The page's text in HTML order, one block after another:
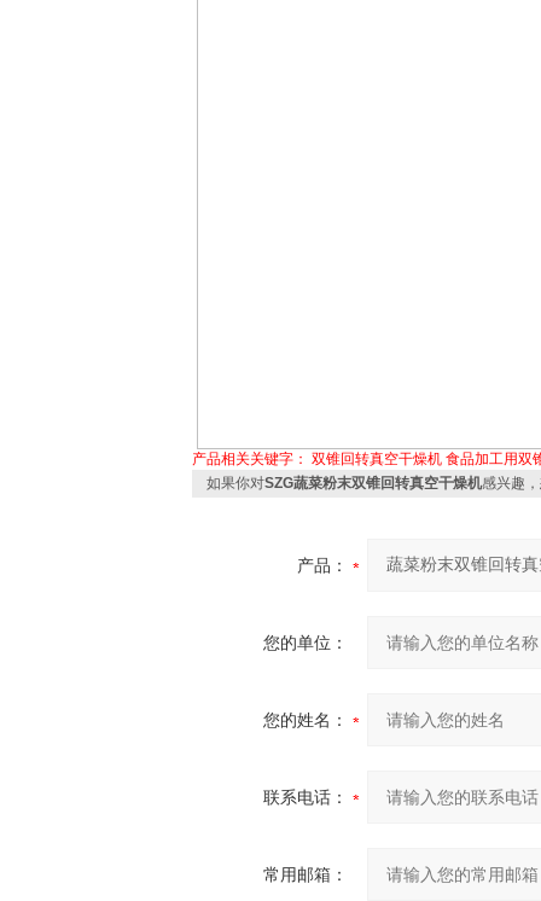
产品相关关键字： 双锥回转真空干燥机 食品加工用双
如果你对SZG蔬菜粉末双锥回转真空干燥机感兴趣
产品：
您的单位：
您的姓名：
联系电话：
常用邮箱：